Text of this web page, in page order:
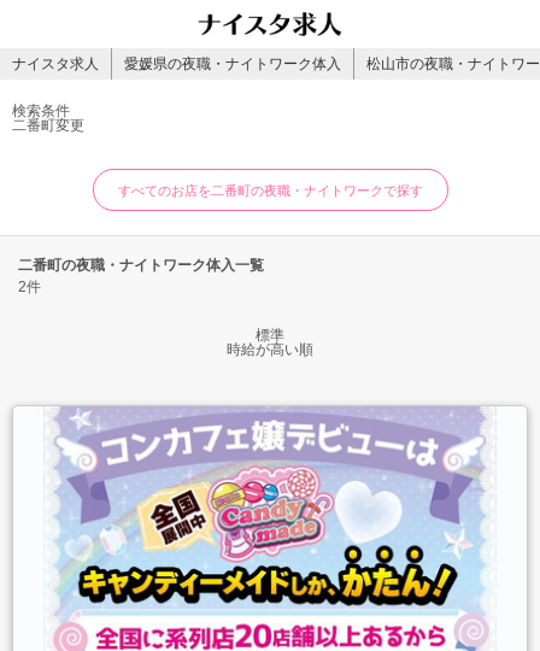
ナイスタ求人 愛媛県の夜職・ナイトワーク体入 松山市の夜職・ナイトワ
検索条件
二番町変更
すべてのお店を二番町の夜職・ナイトワークで探す
二番町の夜職・ナイトワーク体入一覧
2件
標準
時給が高い順